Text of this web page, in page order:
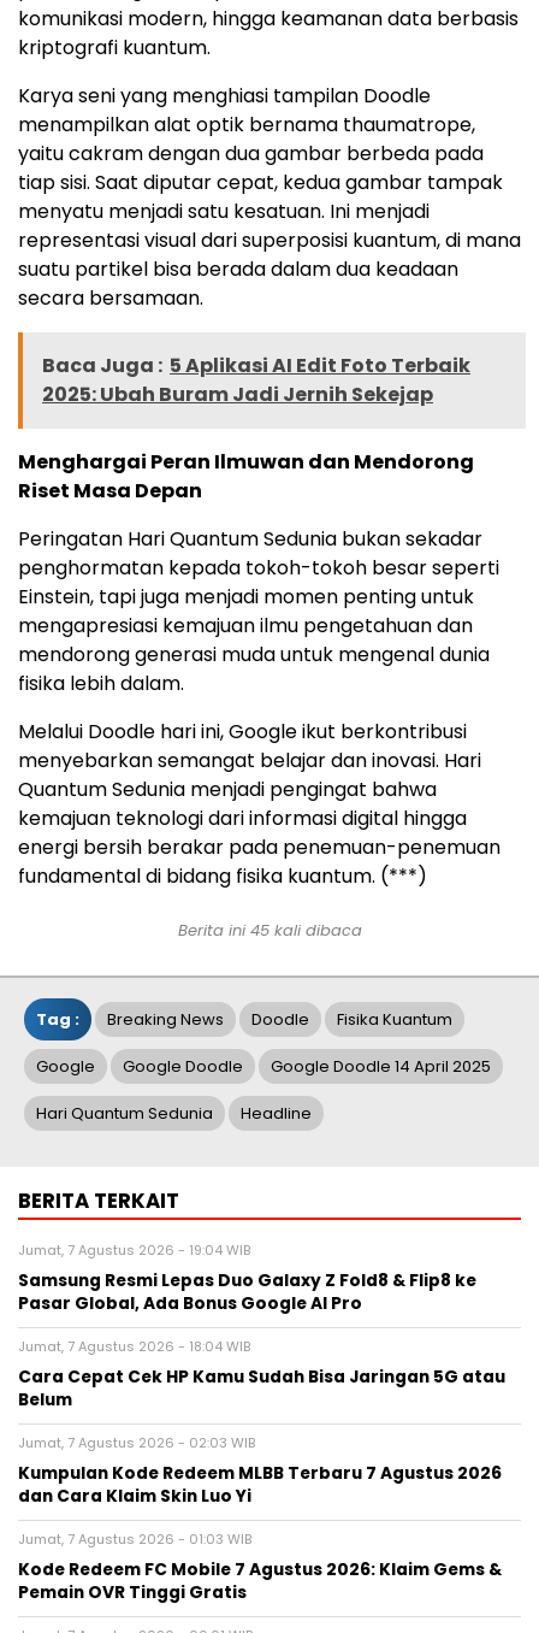
komunikasi modern, hingga keamanan data berbasis
kriptografi kuantum.
Karya seni yang menghiasi tampilan Doodle
menampilkan alat optik bernama thaumatrope,
yaitu cakram dengan dua gambar berbeda pada
tiap sisi. Saat diputar cepat, kedua gambar tampak
menyatu menjadi satu kesatuan. Ini menjadi
representasi visual dari superposisi kuantum, di mana
suatu partikel bisa berada dalam dua keadaan
secara bersamaan.
Baca Juga : 5 Aplikasi AI Edit Foto Terbaik
2025: Ubah Buram Jadi Jernih Sekejap
Menghargai Peran Ilmuwan dan Mendorong
Riset Masa Depan
Peringatan Hari Quantum Sedunia bukan sekadar
penghormatan kepada tokoh-tokoh besar seperti
Einstein, tapi juga menjadi momen penting untuk
mengapresiasi kemajuan ilmu pengetahuan dan
mendorong generasi muda untuk mengenal dunia
fisika lebih dalam.
Melalui Doodle hari ini, Google ikut berkontribusi
menyebarkan semangat belajar dan inovasi. Hari
Quantum Sedunia menjadi pengingat bahwa
kemajuan teknologi dari informasi digital hingga
energi bersih berakar pada penemuan-penemuan
fundamental di bidang fisika kuantum. (***)
Berita ini 45 kali dibaca
Tag : Breaking News Doodle Fisika Kuantum
Google Google Doodle Google Doodle 14 April 2025
Hari Quantum Sedunia Headline
BERITA TERKAIT
Jumat, 7 Agustus 2026 - 19:04 WIB
Samsung Resmi Lepas Duo Galaxy Z Fold8 & Flip8 ke
Pasar Global, Ada Bonus Google AI Pro
Jumat, 7 Agustus 2026 - 18:04 WIB
Cara Cepat Cek HP Kamu Sudah Bisa Jaringan 5G atau
Belum
Jumat, 7 Agustus 2026 - 02:03 WIB
Kumpulan Kode Redeem MLBB Terbaru 7 Agustus 2026
dan Cara Klaim Skin Luo Yi
Jumat, 7 Agustus 2026 - 01:03 WIB
Kode Redeem FC Mobile 7 Agustus 2026: Klaim Gems &
Pemain OVR Tinggi Gratis